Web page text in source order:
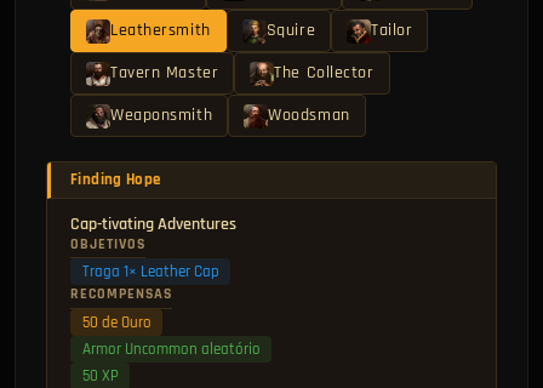
Leathersmith
Squire
Tailor
Tavern Master
The Collector
Weaponsmith
Woodsman
Finding Hope
Cap-tivating Adventures
OBJETIVOS
Traga 1× Leather Cap
RECOMPENSAS
50 de Ouro
Armor Uncommon aleatório
50 XP